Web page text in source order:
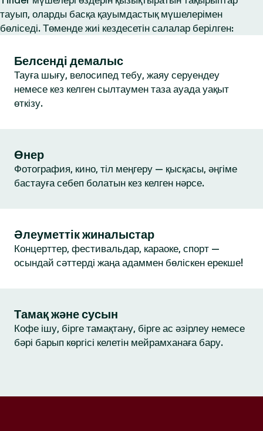
тауып, оларды басқа қауымдастық мүшелерімен
бөліседі. Төменде жиі кездесетін салалар берілген:
Белсенді демалыс
Тауға шығу, велосипед тебу, жаяу серуендеу
немесе кез келген сылтаумен таза ауада уақыт
өткізу.
Өнер
Фотография, кино, тіл меңгеру — қысқасы, әңгіме
бастауға себеп болатын кез келген нәрсе.
Әлеуметтік жиналыстар
Концерттер, фестивальдар, караоке, спорт —
осындай сәттерді жаңа адаммен бөліскен ерекше!
Тамақ және сусын
Кофе ішу, бірге тамақтану, бірге ас әзірлеу немесе
бәрі барып көргісі келетін мейрамханаға бару.